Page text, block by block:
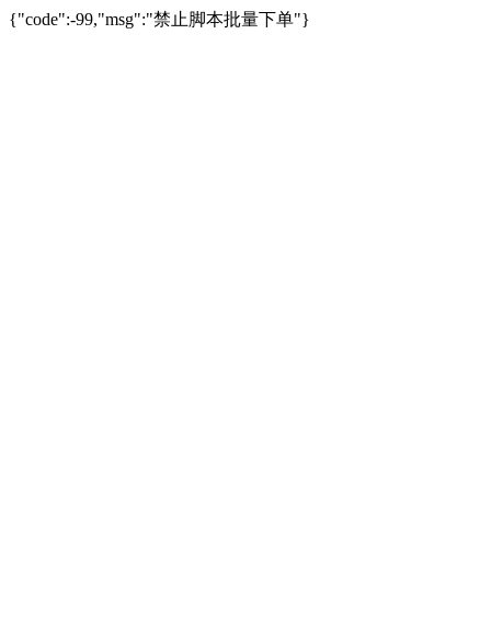
{"code":-99,"msg":"禁止脚本批量下单"}